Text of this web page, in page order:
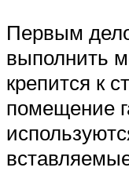
Первым
выполнить
крепится к
помещение